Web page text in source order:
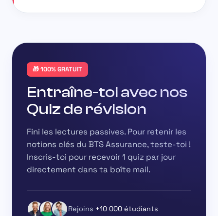
🎁 100% GRATUIT
Entraîne-toi avec nos
Quiz de révision
Fini les lectures passives. Pour retenir les
notions clés du BTS Assurance, teste-toi !
Inscris-toi pour recevoir1 quiz par jour
directement dans ta boîte mail.
Rejoins +10 000 étudiants